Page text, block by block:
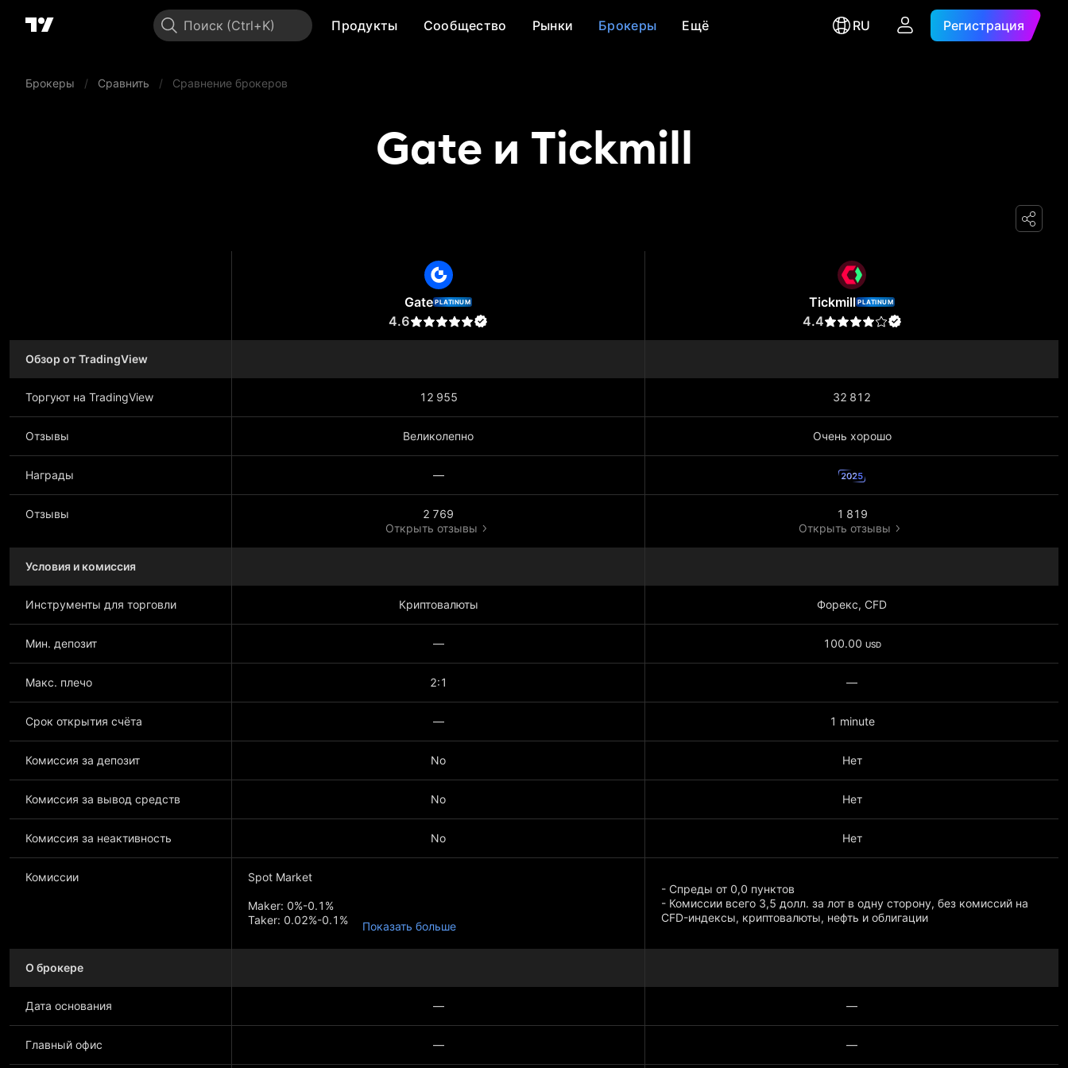
Поиск Продукты Сообщество Рынки Брокеры Ещё RU Регистрация
Брокеры / Сравнить / Сравнение брокеров
Gate и Tickmill
Gate PLATINUM
4.6
Tickmill PLATINUM
4.4
Обзор от TradingView
Торгуют на TradingView 12 955 32 812
Отзывы Великолепно Очень хорошо
Награды — 2025
Отзывы
2 769
Открыть отзывы
1 819
Открыть отзывы
Условия и комиссия
Инструменты для торговли Криптовалюты Форекс, CFD
Мин. депозит — 100.00 USD
Макс. плечо 2:1 —
Срок открытия счёта — 1 minute
Комиссия за депозит No Нет
Комиссия за вывод средств No Нет
Комиссия за неактивность No Нет
Комиссии Spot Market
Maker: 0%-0.1%
Taker: 0.02%-0.1%
Futures Market
Taker: 0.016%-0.05%
Показать больше
- Спреды от 0,0 пунктов
- Комиссии всего 3,5 долл. за лот в одну сторону, без комиссий на
CFD-индексы, криптовалюты, нефть и облигации
О брокере
Дата основания — —
Главный офис — —